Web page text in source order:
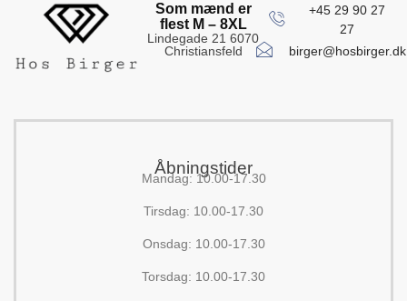
Som mænd er
flest M – 8XL
Lindegade 21 6070
Christiansfeld
+45 29 90 27
27
birger@hosbirger.dk
Åbningstider
Mandag: 10.00-17.30
Tirsdag: 10.00-17.30
Onsdag: 10.00-17.30
Torsdag: 10.00-17.30